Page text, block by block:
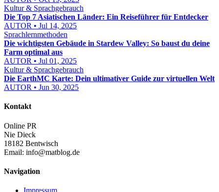
Kultur & Sprachgebrauch
Die Top 7 Asiatischen Länder: Ein Reiseführer für Entdecker
AUTOR • Jul 14, 2025
Sprachlernmethoden
Die wichtigsten Gebäude in Stardew Valley: So baust du deine
Farm optimal aus
AUTOR • Jul 01, 2025
Kultur & Sprachgebrauch
Die EarthMC Karte: Dein ultimativer Guide zur virtuellen Welt
AUTOR • Jun 30, 2025
Kontakt
Online PR
Nie Dieck
18182 Bentwisch
Email: info@matblog.de
Navigation
Impressum